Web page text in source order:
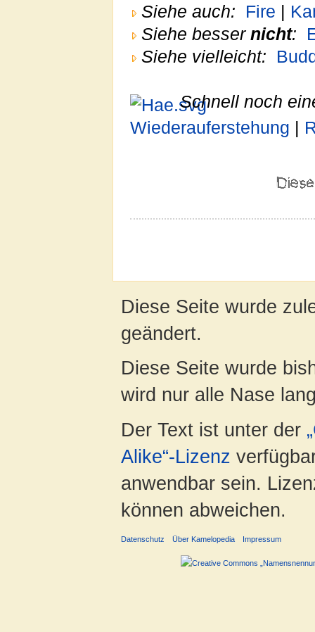
Siehe auch: Fire
Siehe besser nicht:
Siehe vielleicht:
Schnell noch
Wiederauferstehung |
Diese Seite wurde
geändert.
Diese Seite wurde
wird nur alle Nase
Der Text ist unter der
Alike“-Lizenz
anwendbar sein.
können abweichen.
Datenschutz Über Kamelopedia Impressum